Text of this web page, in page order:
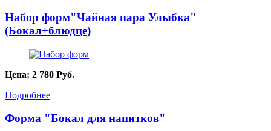
Набор форм"Чайная пара Улыбка"
(Бокал+блюдце)
Цена: 2 780 Руб.
Подробнее
Форма "Бокал для напитков"